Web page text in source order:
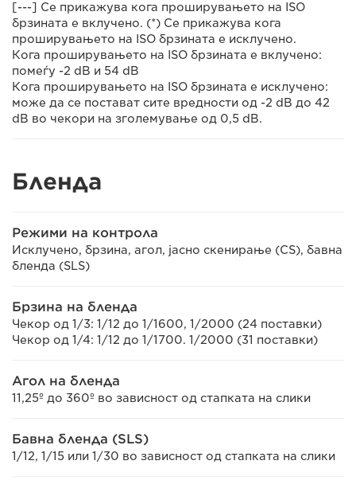
[---] Се прикажува кога проширувањето на ISO
брзината е вклучено. (*) Се прикажува кога
проширувањето на ISO брзината е исклучено.
Кога проширувањето на ISO брзината е вклучено:
помеѓу -2 dB и 54 dB
Кога проширувањето на ISO брзината е исклучено:
може да се постават сите вредности од -2 dB до 42
dB во чекори на зголемување од 0,5 dB.
Бленда
Режими на контрола
Исклучено, брзина, агол, јасно скенирање (CS), бавна
бленда (SLS)
Брзина на бленда
Чекор од 1/3: 1/12 до 1/1600, 1/2000 (24 поставки)
Чекор од 1/4: 1/12 до 1/1700. 1/2000 (31 поставки)
Агол на бленда
11,25º до 360º во зависност од стапката на слики
Бавна бленда (SLS)
1/12, 1/15 или 1/30 во зависност од стапката на слики